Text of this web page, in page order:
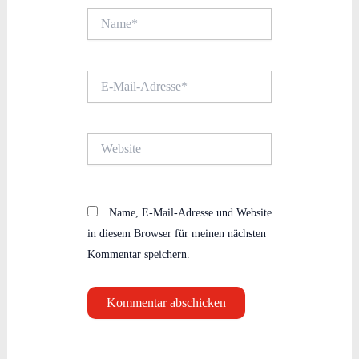
Mail-
Name, E-Mail-Adresse und Website
in diesem Browser für meinen nächsten
Kommentar speichern.